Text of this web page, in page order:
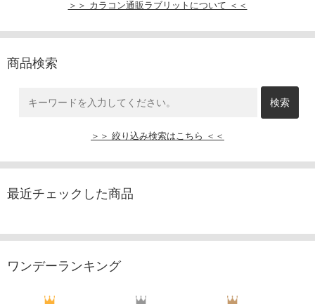
＞＞ カラコン通販ラブリットについて ＜＜
商品検索
＞＞ 絞り込み検索はこちら ＜＜
最近チェックした商品
ワンデーランキング